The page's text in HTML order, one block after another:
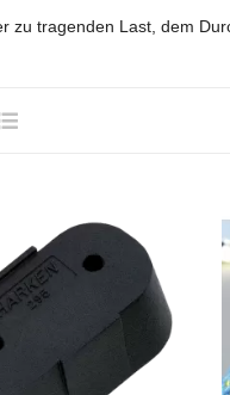
zu tragenden Last, dem